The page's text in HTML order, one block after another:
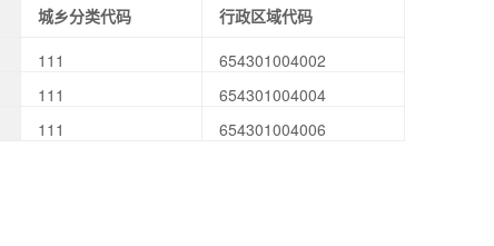
城乡分类代码
行政区域代码
111
654301004002
111
654301004004
111 654301004006